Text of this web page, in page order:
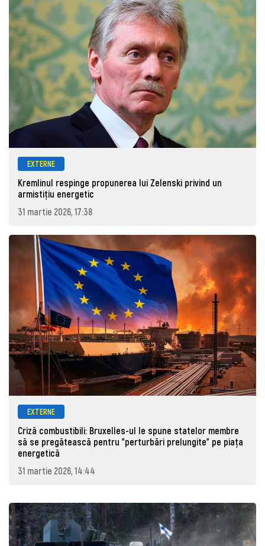
EXTERNE
Kremlinul respinge propunerea lui Zelenski privind un
armistițiu energetic
31 martie 2026, 17:38
EXTERNE
Criză combustibili: Bruxelles-ul le spune statelor membre
să se pregătească pentru "perturbări prelungite" pe piața
energetică
31 martie 2026, 14:44